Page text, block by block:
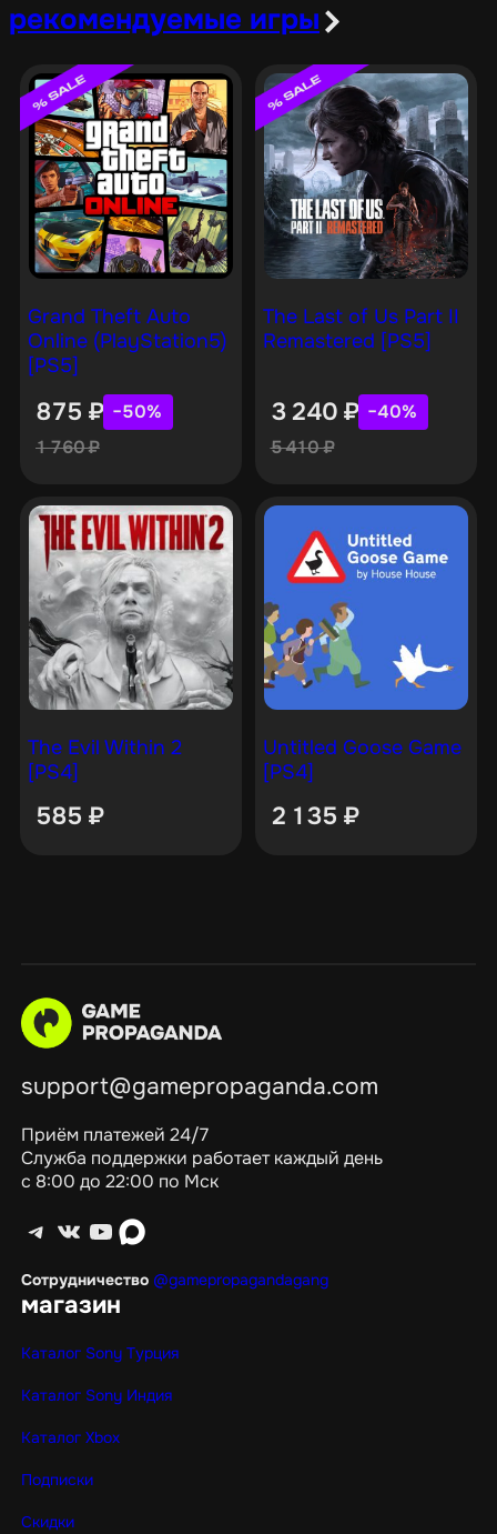
рекомендуемые игры
Grand Theft Auto
Online (PlayStation5)
[PS5]
875 ₽ −50%
1 760₽
The Last of Us Part II
Remastered [PS5]
3 240 ₽ −40%
5 410₽
The Evil Within 2
[PS4]
585 ₽
Untitled Goose Game
[PS4]
2 135 ₽
support@gamepropaganda.com
Приём платежей 24/7
Служба поддержки работает каждый день
с 8:00 до 22:00 по Мск
Telegram ВКонтакте YouTube max
Сотрудничество @gamepropagandagang
магазин
Каталог Sony Турция
Каталог Sony Индия
Каталог Xbox
Подписки
Скидки